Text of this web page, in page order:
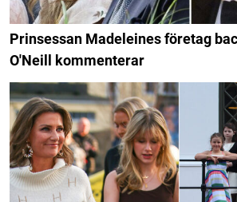
Prinsessan Madeleines företag
O'Neill kommenterar